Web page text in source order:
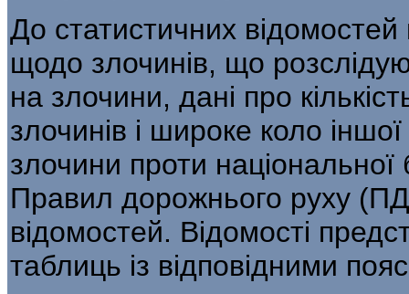
До статистичних відомостей
щодо злочинів, що
на злочини, дані про
злочинів і широке коло
злочини проти
Правил дорожнього руху
відомостей. Відомості
таблиць із відповідними